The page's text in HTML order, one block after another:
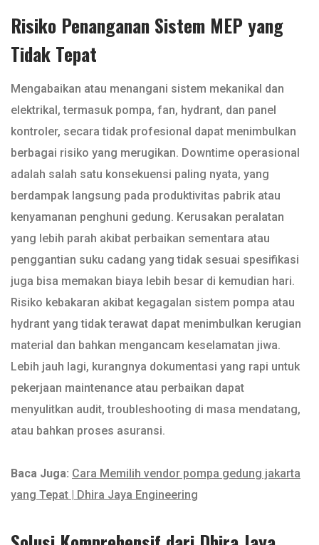
Risiko Penanganan Sistem MEP yang
Tidak Tepat
Mengabaikan atau menangani sistem mekanikal dan
elektrikal, termasuk pompa, fan, hydrant, dan panel
kontroler, secara tidak profesional dapat menimbulkan
berbagai risiko yang merugikan. Downtime operasional
adalah salah satu konsekuensi paling nyata, yang
berdampak langsung pada produktivitas pabrik atau
kenyamanan penghuni gedung. Kerusakan peralatan
yang lebih parah akibat perbaikan sementara atau
penggantian suku cadang yang tidak sesuai spesifikasi
juga bisa memakan biaya lebih besar di kemudian hari.
Risiko kebakaran akibat kegagalan sistem pompa atau
hydrant yang tidak terawat dapat menimbulkan kerugian
material dan bahkan mengancam keselamatan jiwa.
Lebih jauh lagi, kurangnya dokumentasi yang rapi untuk
pekerjaan maintenance atau perbaikan dapat
menyulitkan audit, troubleshooting di masa mendatang,
atau bahkan proses asuransi.
Baca Juga: Cara Memilih vendor pompa gedung jakarta
yang Tepat | Dhira Jaya Engineering